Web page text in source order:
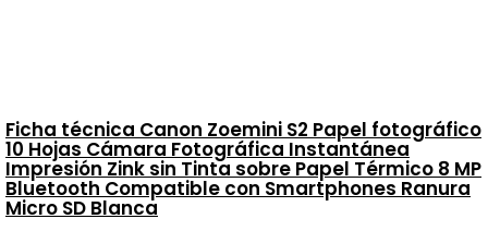
Ficha técnica Canon Zoemini S2 Papel fotográfico
10 Hojas Cámara Fotográfica Instantánea
Impresión Zink sin Tinta sobre Papel Térmico 8 MP
Bluetooth Compatible con Smartphones Ranura
Micro SD Blanca